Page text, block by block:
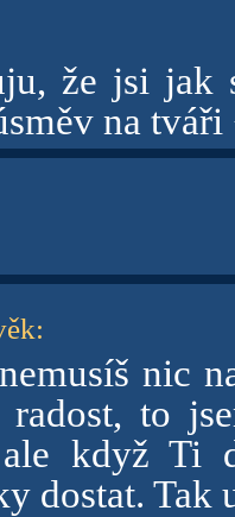
že jsi jak
na tváři
:
nic
radost, to
ale když Ti
dostat. Tak